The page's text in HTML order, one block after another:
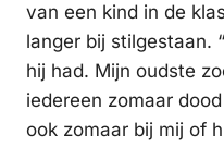
van een kind in de
langer bij stilgestaan.
hij had. Mijn oudste
iedereen zomaar
ook zomaar bij mij of